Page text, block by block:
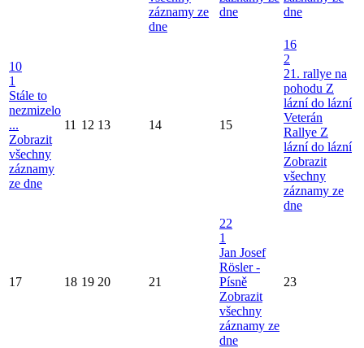
záznamy ze
dne
dne
dne
10
1
Stále to
nezmizelo
...
Zobrazit
všechny
záznamy
ze dne
11 12 13 14 15
16
2
21. rallye na
pohodu Z
lázní do lázní
Veterán
Rallye Z
lázní do lázní
Zobrazit
všechny
záznamy ze
dne
17 18 19 20 21
22
1
Jan Josef
Rösler -
Písně
Zobrazit
všechny
záznamy ze
dne
23